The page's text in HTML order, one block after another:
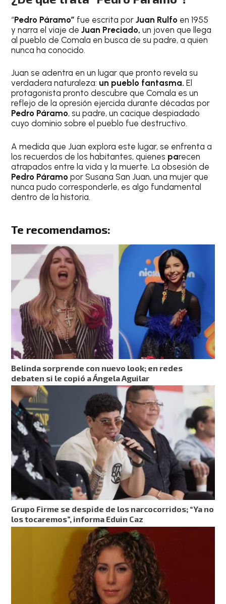
“Pedro Páramo” fue escrita por Juan Rulfo en 1955
y narra el viaje de Juan Preciado,un joven que llega
al pueblo de Comala en busca de su padre, a quien
nunca ha conocido.
Juan se adentra en un lugar que pronto revela su
verdadera naturaleza: un pueblo fantasma. El
protagonista pronto descubre que Comala es un
reflejo de la opresión ejercida durante décadas por
Pedro Páramo, su padre, un cacique despiadado
cuyo dominio sobre el pueblo fue destructivo.
A medida que Juan explora este lugar, se enfrenta a
los recuerdos de los habitantes, quienes parecen
atrapados entre la vida y la muerte. La obsesión de
Pedro Páramo por Susana San Juan, una mujer que
nunca pudo corresponderle, es algo fundamental
dentro de la historia.
Te recomendamos:
Belinda sorprende con nuevo look; en redes
debaten si le copió a Ángela Aguilar
Grupo Firme se despide de los narcocorridos; “Ya no
los tocaremos”, informa Eduin Caz